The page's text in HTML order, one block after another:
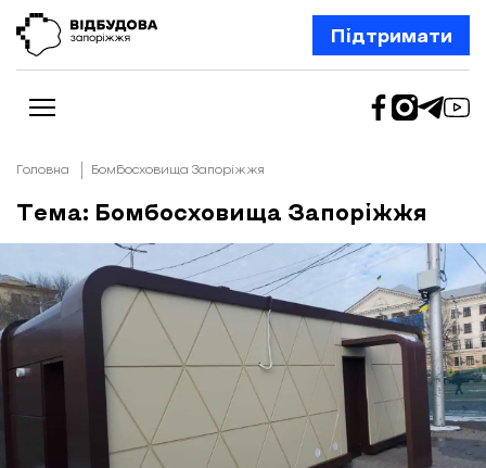
Підтримати
Новини
Відбудова Запоріжжя
Ексклюзив
Бізнес
Шлях додому
Відбудова. Життя
Колонки
Редакційна політика
Головна Бомбосховища Запоріжжя
Тема: Бомбосховища Запоріжжя